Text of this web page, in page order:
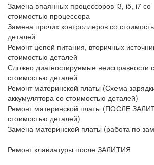
Замена впаянных процессоров i3, i5, i7 со
стоимостью процессора
Замена прочих контроллеров со
деталей
Ремонт цепей питания, вторичных
стоимостью деталей
Сложно диагностируемые неисправности
стоимостью деталей
Ремонт материнской платы (Схема
аккумулятора со стоимостью деталей)
Ремонт материнской платы (ПОСЛЕ
стоимостью деталей)
Замена материнской платы (работа по
Ремонт клавиатуры после ЗАЛИТИЯ